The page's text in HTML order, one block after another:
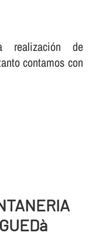
realización de
contamos con